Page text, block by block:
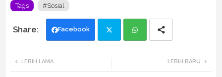
Tags #Sosial
Facebook
LEBIH BARU
LEBIH LAMA